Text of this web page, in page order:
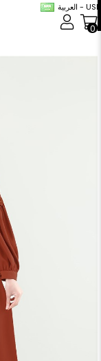
العربية - USD
0